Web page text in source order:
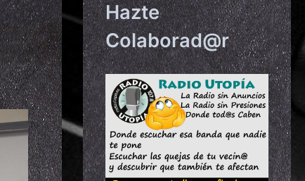
Hazte
Colaborad@r